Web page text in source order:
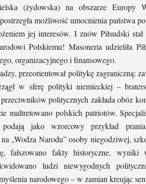
(żydowska) na obszarze Europy
możliwość umocnienia państwa
jej interesów. I znów Piłsudski
Polskiemu! Masoneria udzieliła
organizacyjnego i finansowego.
przeorientował politykę zagraniczną:
w sferę polityki niemieckiej –
politycznych zakłada obóz
maltretowano polskich patriotów.
podają jako wzorcowy przykład
„Wodza Narodu” osoby niegodziwej,
fałszowano fakty historyczne, wyniki
ludzi niewygodnych
narodowego – w zamian kreując